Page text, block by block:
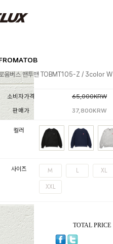
움버스 맨투맨 TOBMT105-Z / 3color W
소비자가격
65,000KRW
판매가
37,800KRW
컬러
사이즈 M L
XL
XXL
TOTAL PRICE